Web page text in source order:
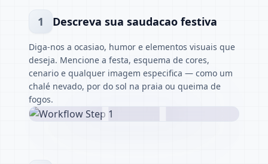
1 Descreva sua saudacao festiva
Diga-nos a ocasiao, humor e elementos visuais que
deseja. Mencione a festa, esquema de cores,
cenario e qualquer imagem especifica — como um
chalé nevado, por do sol na praia ou queima de
fogos.